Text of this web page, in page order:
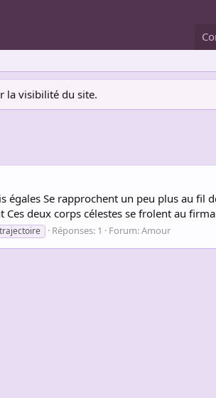
la visibilité du site.
Se rapprochent un peu plus au fil
deux corps célestes se frolent au
trajectoire Réponses: 1 Forum:Amour